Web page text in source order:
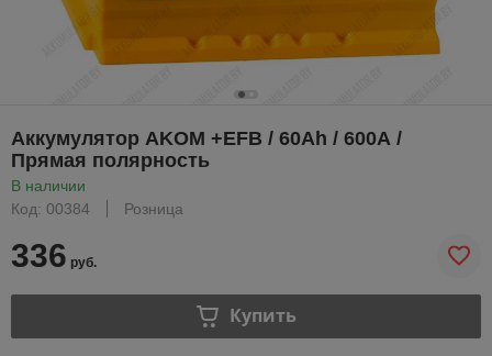
Аккумулятор AKOM +EFB / 60Ah / 600А /
Прямая полярность
В наличии
Код: 00384
Розница
336 руб.
Купить